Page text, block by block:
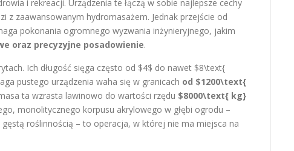
i rekreacji. Urządzenia te łączą w sobie najlepsze cechy
z zaawansowanym hydromasażem. Jednak przejście od
pokonania ogromnego wyzwania inżynieryjnego, jakim
oraz precyzyjne posadowienie.
Ich długość sięga często od $4$ do nawet $8\text{
pustego urządzenia waha się w granicach od $1200\text{
ta wzrasta lawinowo do wartości rzędu $8000\text{ kg}
monolitycznego korpusu akrylowego w głębi ogrodu –
roślinnością – to operacja, w której nie ma miejsca na